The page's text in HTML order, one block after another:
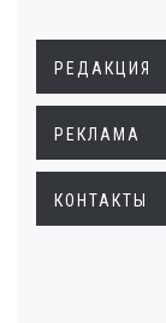
РЕДАКЦИЯ
РЕКЛАМА
КОНТАКТЫ